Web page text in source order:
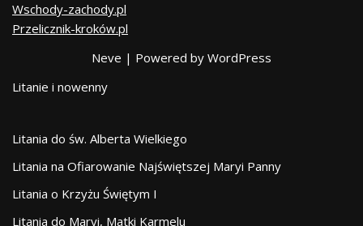
Wschody-zachody.pl
Przelicznik-kroków.pl
Neve | Powered by WordPress
Litanie i nowenny
Litania do św. Alberta Wielkiego
Litania na Ofiarowanie Najświętszej Maryi Panny
Litania o Krzyżu Świętym I
Litania do Maryi, Matki Karmelu